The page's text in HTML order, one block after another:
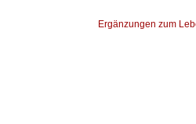
Ergänzungen zum